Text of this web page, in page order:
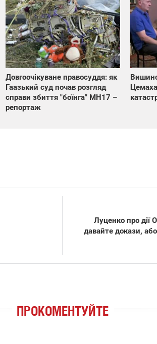
Довгоочікуване правосуддя: як
Гаазький суд почав розгляд
справи збиття "боїнга" МН17 –
репортаж
Луценко про
давайте докази,
ПРОКОМЕНТУЙТЕ